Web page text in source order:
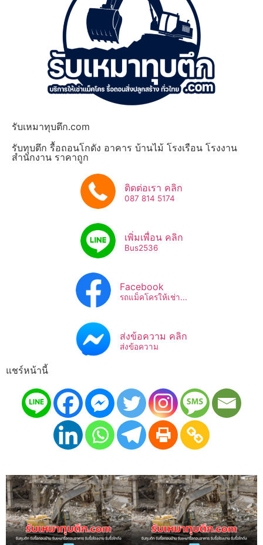
รับเหมาทุบตึก.com
รับทุบตึก รื้อถอนโกดัง อาคาร บ้านไม้ โรงเรือน โรงงาน
สำนักงาน ราคาถูก
ติดต่อเรา คลิก
087 814 5174
เพิ่มเพื่อน คลิก
Bus2536​
Facebook
รถแม็คโครให้เช่า...
ส่งข้อความ คลิก
ส่งข้อความ
แชร์หน้านี้